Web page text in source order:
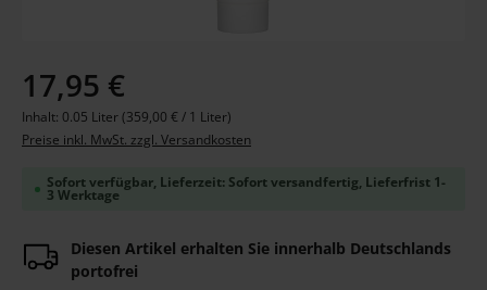
Regulärer Preis:
17,95 €
Inhalt: 0.05 Liter(359,00 € / 1 Liter)
Preise inkl. MwSt. zzgl. Versandkosten
Sofort verfügbar, Lieferzeit: Sofort versandfertig, Lieferfrist 1-
3 Werktage
Diesen Artikel erhalten Sie innerhalb Deutschlands
portofrei